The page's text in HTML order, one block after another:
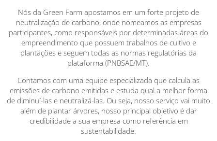
Nós da Green Farm apostamos em um forte projeto de
neutralização de carbono, onde nomeamos as empresas
participantes, como responsáveis por determinadas áreas do
empreendimento que possuem trabalhos de cultivo e
plantações e seguem todas as normas regulatórias da
plataforma (PNBSAE/MT).
Contamos com uma equipe especializada que calcula as
emissões de carbono emitidas e estuda qual a melhor forma
de diminuí-las e neutralizá-las. Ou seja, nosso serviço vai muito
além de plantar árvores, nosso principal objetivo é dar
credibilidade a sua empresa como referência em
sustentabilidade.